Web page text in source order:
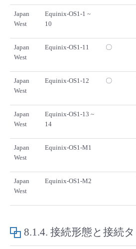
Japan
West
Equinix-OS1-1 ~
10
Japan
West
Equinix-OS1-11 〇
Japan
West
Equinix-OS1-12 〇
Japan
West
Equinix-OS1-13 ~
14
Japan
West
Equinix-OS1-M1
Japan
West
Equinix-OS1-M2
8.1.4. 接続形態と接続